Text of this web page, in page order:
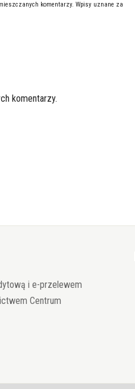
komentarzy. Wpisy uznane za
komentarzy.
i e-przelewem
Centrum